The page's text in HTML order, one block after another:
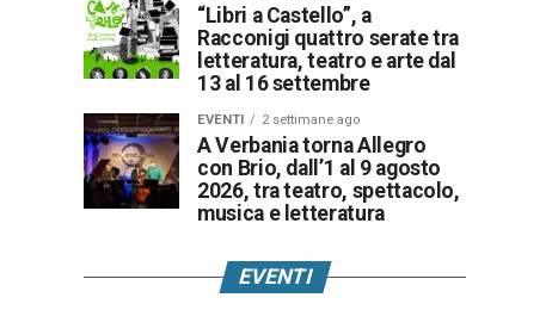
“Libri a Castello”, a
Racconigi quattro serate tra
letteratura, teatro e arte dal
13 al 16 settembre
EVENTI 2 settimane ago
A Verbania torna Allegro
con Brio, dall’1 al 9 agosto
2026, tra teatro, spettacolo,
musica e letteratura
EVENTI